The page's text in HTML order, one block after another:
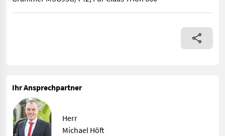
Grammer MSG95G/742, Für Claas Trion 660
Ihr Ansprechpartner
Herr
Michael Höft